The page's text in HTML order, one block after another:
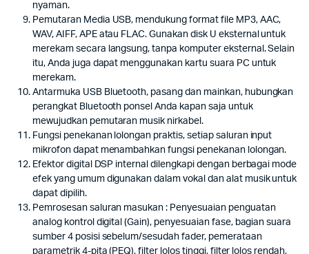
nyaman.
Pemutaran Media USB, mendukung format file MP3, AAC,
WAV, AIFF, APE atau FLAC. Gunakan disk U eksternal untuk
merekam secara langsung, tanpa komputer eksternal. Selain
itu, Anda juga dapat menggunakan kartu suara PC untuk
merekam.
Antarmuka USB Bluetooth, pasang dan mainkan, hubungkan
perangkat Bluetooth ponsel Anda kapan saja untuk
mewujudkan pemutaran musik nirkabel.
Fungsi penekanan lolongan praktis, setiap saluran input
mikrofon dapat menambahkan fungsi penekanan lolongan.
Efektor digital DSP internal dilengkapi dengan berbagai mode
efek yang umum digunakan dalam vokal dan alat musik untuk
dapat dipilih.
Pemrosesan saluran masukan : Penyesuaian penguatan
analog kontrol digital (Gain), penyesuaian fase, bagian suara
sumber 4 posisi sebelum/sesudah fader, pemerataan
parametrik 4-pita (PEQ), filter lolos tinggi, filter lolos rendah,